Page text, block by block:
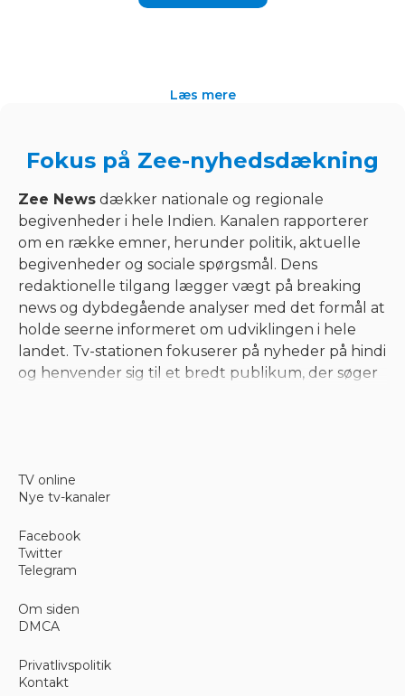
Læs mere
Fokus på Zee-nyhedsdækning
Zee News dækker nationale og regionale
begivenheder i hele Indien. Kanalen rapporterer
om en række emner, herunder politik, aktuelle
begivenheder og sociale spørgsmål. Dens
redaktionelle tilgang lægger vægt på breaking
news og dybdegående analyser med det formål at
holde seerne informeret om udviklingen i hele
landet. Tv-stationen fokuserer på nyheder på hindi
og henvender sig til et bredt publikum, der søger
Stationen tilbyder en blanding af live-nyheder,
Programmet omfatter debatter i bedste sendetid,
morgennyhedsresuméer og særlige rapporter om
begivenheder gennem løbende dækning under
vigtige udviklinger. Kanalen har også
udforsker forskellige perspektiver på centrale
TV online
Nye tv-kanaler
Facebook
Twitter
Telegram
Om siden
DMCA
Privatlivspolitik
Kontakt